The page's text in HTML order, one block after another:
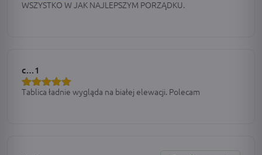
Oceniono 5
WSZYSTKO W JAK NAJLEPSZYM PORZĄDKU.
c…1
Oceniono5
Tablica ładnie wygląda na białej elewacji. Polecam